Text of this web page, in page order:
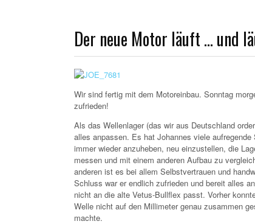
Der neue Motor läuft … und
Wir sind fertig mit dem Motoreinbau. Sonntag
zufrieden!
Als das Wellenlager (das wir aus Deutschland
alles anpassen. Es hat Johannes viele
immer wieder anzuheben, neu einzustellen, die
messen und mit einem anderen Aufbau zu
anderen ist es bei allem Selbstvertrauen und
Schluss war er endlich zufrieden und bereit alles
nicht an die alte Vetus-Bullflex passt. Vorher
Welle nicht auf den Millimeter genau zusammen
machte.